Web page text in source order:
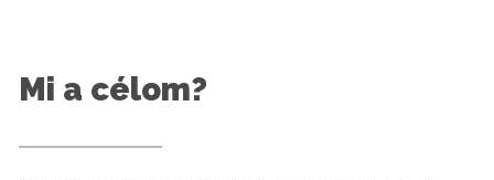
Mi a célom?